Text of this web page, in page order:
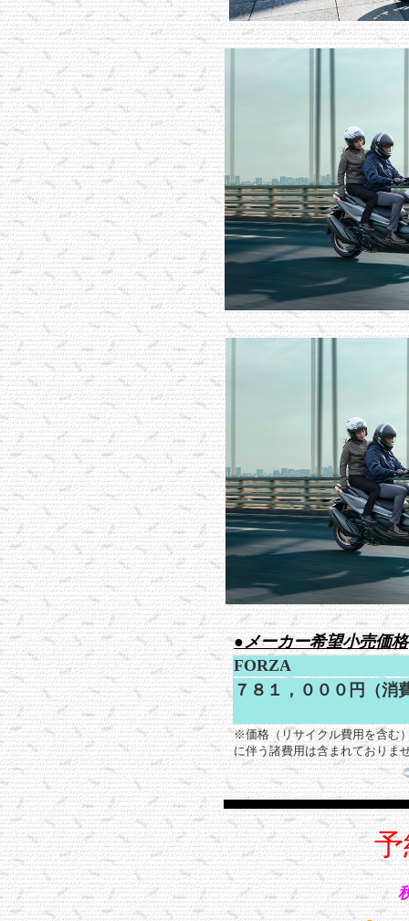
●メーカー希望小売価格
FORZA
７８１，０００円（
※価格（リサイクル費用を含む
に伴う諸費用は含まれておりま